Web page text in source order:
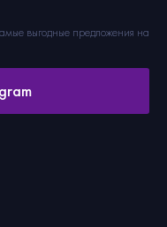
выгодные предложения на